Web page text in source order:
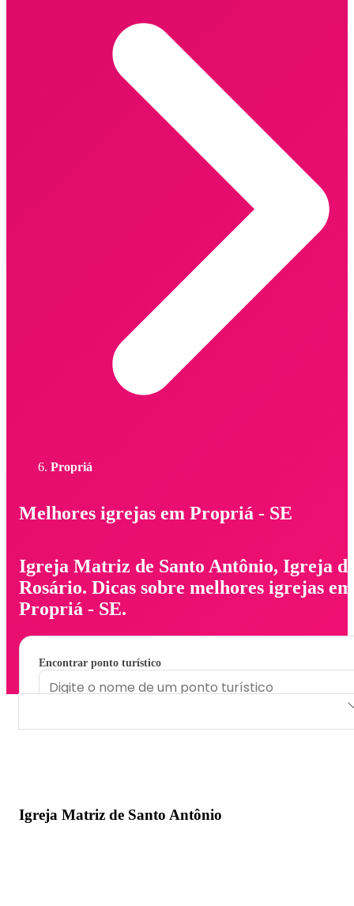
Propriá
Melhores igrejas em Propriá - SE
Igreja Matriz de Santo Antônio, Igreja
Rosário. Dicas sobre melhores igrejas em
Propriá - SE.
Encontrar ponto turístico
Igreja Matriz de Santo Antônio